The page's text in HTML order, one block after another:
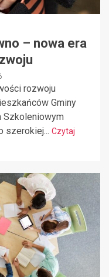
– nowa era
rozwoju
Gminy
Szkoleniowym
szerokiej... Czytaj